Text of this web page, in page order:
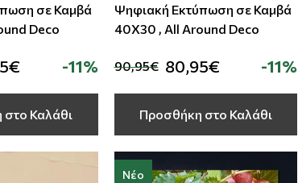
σε Καμβά
Deco
-11%
Καλάθι
Ψηφιακή Εκτύπωση σε Καμβά
40Χ30 , All Around Deco
90,95€ 80,95€ -11%
Προσθήκη στο Καλάθι
Νέο